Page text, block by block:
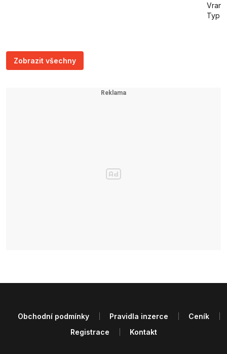
Typ
Zobrazit všechny
Obchodní podmínky Pravidla inzerce
Ceník
Registrace
Kontakt